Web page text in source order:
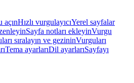
açınHızlı vurgulayıcıYerel sayfalar
Sayfa notları ekleyinVurgu
sıralayın ve gezininVurguları
Tema ayarlarıDil ayarlarıSayfayı